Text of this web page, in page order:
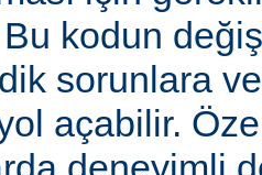
Bu kodun
sorunlara
açabilir.